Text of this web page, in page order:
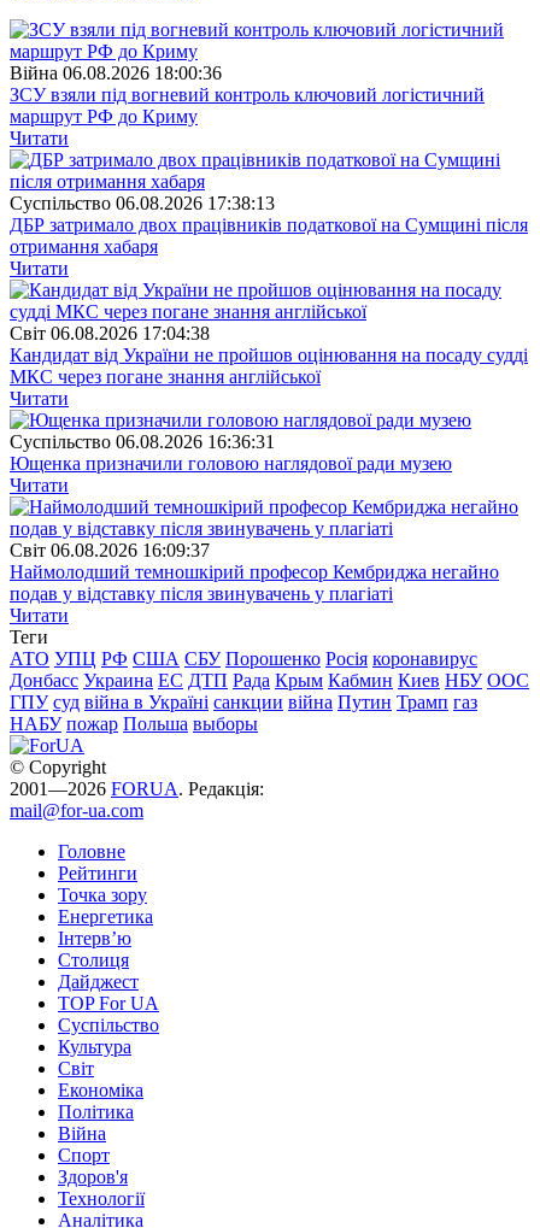
Війна 06.08.2026 18:00:36
ЗСУ взяли під вогневий контроль ключовий логістичний
маршрут РФ до Криму
Читати
Суспiльство 06.08.2026 17:38:13
ДБР затримало двох працівників податкової на Сумщині після
отримання хабаря
Читати
Свiт 06.08.2026 17:04:38
Кандидат від України не пройшов оцінювання на посаду судді
МКС через погане знання англійської
Читати
Суспiльство 06.08.2026 16:36:31
Ющенка призначили головою наглядової ради музею
Читати
Свiт 06.08.2026 16:09:37
Наймолодший темношкірий професор Кембриджа негайно
подав у відставку після звинувачень у плагіаті
Читати
Теги
АТО УПЦ РФ США СБУ Порошенко Росія коронавирус
Донбасс Украина ЕС ДТП Рада Крым Кабмин Киев НБУ ООС
ГПУ суд війна в Україні санкции війна Путин Трамп газ
НАБУ пожар Польша выборы
© Copyright
2001—2026 FORUA. Редакція:
mail@for-ua.com
Головне
Рейтинги
Точка зору
Енергетика
Інтерв’ю
Столиця
Дайджест
TOP For UA
Суспiльство
Культура
Світ
Економіка
Політика
Війна
Спорт
Здоров'я
Технології
Аналітика